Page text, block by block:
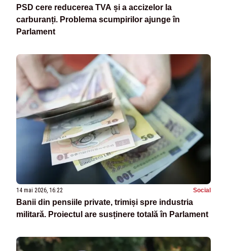
PSD cere reducerea TVA și a accizelor la
carburanți. Problema scumpirilor ajunge în
Parlament
14 mai 2026, 16:22 Social
Banii din pensiile private, trimiși spre industria
militară. Proiectul are susținere totală în Parlament